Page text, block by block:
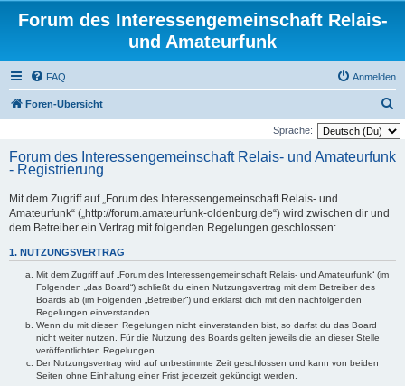
Forum des Interessengemeinschaft Relais-
und Amateurfunk
FAQ Anmelden
Foren-Übersicht
u
Sprache:
Forum des Interessengemeinschaft Relais- und Amateurfunk
- Registrierung
Mit dem Zugriff auf „Forum des Interessengemeinschaft Relais- und
Amateurfunk“ („http://forum.amateurfunk-oldenburg.de“) wird zwischen dir und
dem Betreiber ein Vertrag mit folgenden Regelungen geschlossen:
1. NUTZUNGSVERTRAG
Mit dem Zugriff auf „Forum des Interessengemeinschaft Relais- und Amateurfunk“ (im
Folgenden „das Board“) schließt du einen Nutzungsvertrag mit dem Betreiber des
Boards ab (im Folgenden „Betreiber“) und erklärst dich mit den nachfolgenden
Regelungen einverstanden.
Wenn du mit diesen Regelungen nicht einverstanden bist, so darfst du das Board
nicht weiter nutzen. Für die Nutzung des Boards gelten jeweils die an dieser Stelle
veröffentlichten Regelungen.
Der Nutzungsvertrag wird auf unbestimmte Zeit geschlossen und kann von beiden
Seiten ohne Einhaltung einer Frist jederzeit gekündigt werden.